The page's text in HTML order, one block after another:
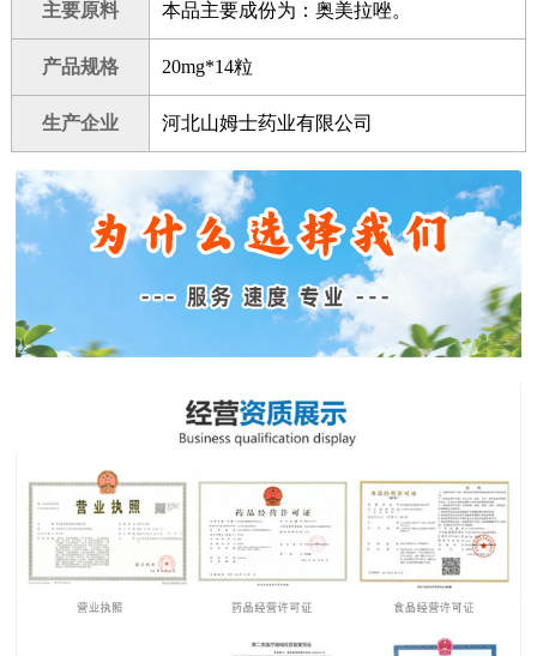
主要原料 本品主要成份为：奥美拉唑。
产品规格 20mg*14粒
生产企业 河北山姆士药业有限公司